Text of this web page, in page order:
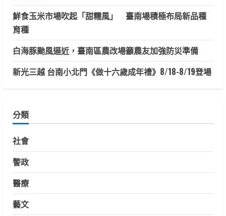
鮮食玉米市場吹起「甜糯風」 臺南場積極布局新品種
育種
白海豚颱風逼近，臺南區農改場籲農友加強防災準備
新光三越 台南小北門《做十六歲成年禮》8/18-8/19登場
分類
社會
警政
醫療
藝文